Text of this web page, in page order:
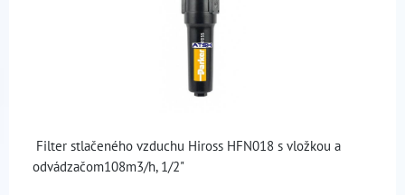
Filter stlačeného vzduchu Hiross HFN018 s vložkou a
odvádzačom108m3/h, 1/2"